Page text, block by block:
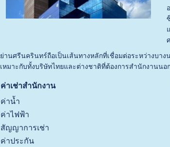
ย่านศรีนครินทร์ถือเป็นเส้นทางหลักที่เชื่อมต่อระหว่างบ
เหมาะกับทั้งบริษัทไทยและต่างชาติที่ต้องการสำนักงานน
ค่าเช่าสำนักงาน
ค่าน้ำ
ค่าไฟฟ้า
สัญญาการเช่า
ค่าประกัน